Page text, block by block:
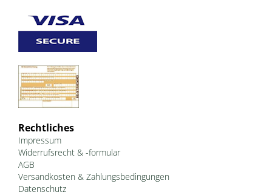
Rechtliches
Impressum
Widerrufsrecht & -formular
AGB
Versandkosten & Zahlungsbedingungen
Datenschutz